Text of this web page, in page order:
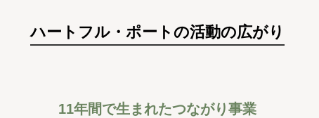
ハートフル・ポートの活動の広がり
11年間で生まれたつながり事業